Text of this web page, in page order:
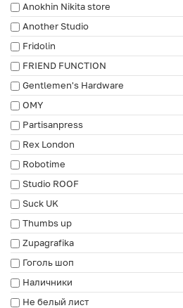
Anokhin Nikita store
Another Studio
Fridolin
FRIEND FUNCTION
Gentlemen's Hardware
OMY
Partisanpress
Rex London
Robotime
Studio ROOF
Suck UK
Thumbs up
Zupagrafika
Гоголь шоп
Наличники
Не белый лист